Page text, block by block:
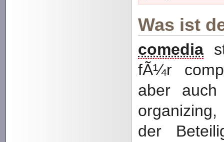
Was ist
comedia
fÃ¼r
aber
der